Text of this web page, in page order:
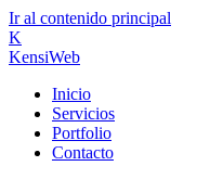
Ir al contenido principal
K
KensiWeb
Inicio
Servicios
Portfolio
Contacto